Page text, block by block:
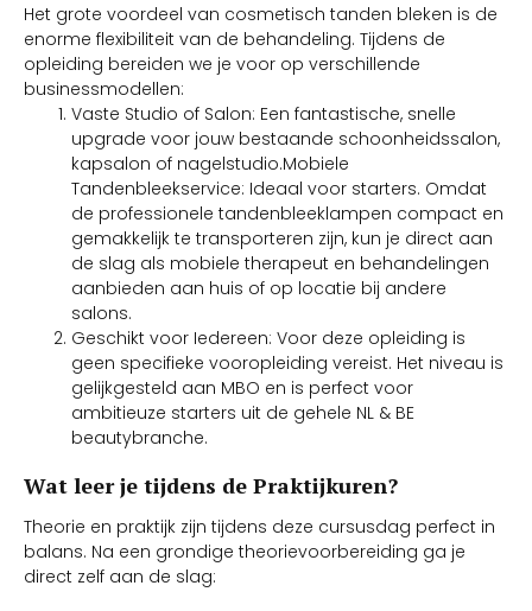
Het grote voordeel van cosmetisch tanden bleken is de
enorme flexibiliteit van de behandeling. Tijdens de
opleiding bereiden we je voor op verschillende
businessmodellen:
Vaste Studio of Salon: Een fantastische, snelle
upgrade voor jouw bestaande schoonheidssalon,
kapsalon of nagelstudio.Mobiele
Tandenbleekservice: Ideaal voor starters. Omdat
de professionele tandenbleeklampen compact en
gemakkelijk te transporteren zijn, kun je direct aan
de slag als mobiele therapeut en behandelingen
aanbieden aan huis of op locatie bij andere
salons.
Geschikt voor Iedereen: Voor deze opleiding is
geen specifieke vooropleiding vereist. Het niveau is
gelijkgesteld aan MBO en is perfect voor
ambitieuze starters uit de gehele NL & BE
beautybranche.
Wat leer je tijdens de Praktijkuren?
Theorie en praktijk zijn tijdens deze cursusdag perfect in
balans. Na een grondige theorievoorbereiding ga je
direct zelf aan de slag: